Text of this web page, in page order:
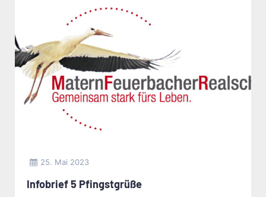
25. Mai 2023
Infobrief 5 Pfingstgrüße